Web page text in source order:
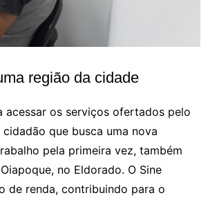
região da cidade
acessar os serviços ofertados pelo
que busca uma nova
pela primeira vez, também
no Eldorado. O Sine
de renda, contribuindo para o